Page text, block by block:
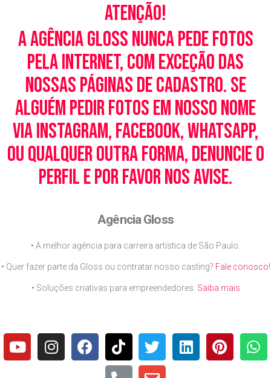
Atenção!
A Agência Gloss nunca pede fotos
pela Internet, com exceção das
nossas páginas de cadastro. Se
alguém pedir fotos em nosso nome
via Instagram, Facebook, WhatsApp,
ou qualquer outra forma, denuncie o
perfil e por favor nos avise.
Agência Gloss
• A melhor agência para carreira artística de São Paulo.
• Quer fazer parte da Gloss ou contratar nosso casting? Fale conosco!
• Soluções criativas para empreendedores. Saiba mais